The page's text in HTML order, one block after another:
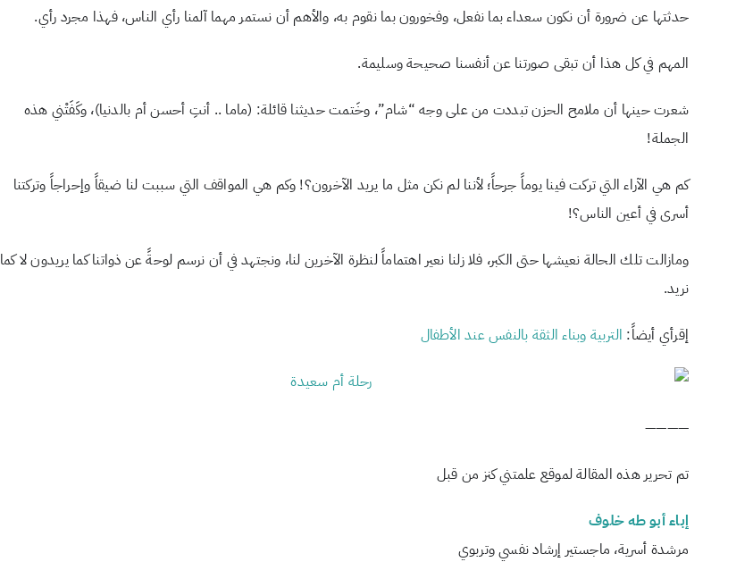
حدثتها عن ضرورة أن نكون سعداء بما نفعل، وفخورون بما نقوم به، والأهم أن نستمر مهما آلمنا رأي الناس، فهذا مجرد رأي.
المهم في كل هذا أن تبقى صورتنا عن أنفسنا صحيحة وسليمة.
شعرت حينها أن ملامح الحزن تبددت من على وجه “شام”، وخَتمت حديثنا قائلة: (ماما .. أنتِ أحسن أم بالدنيا)، وكَفَتْني هذه
الجملة!
كم هي الآراء التي تركت فينا يوماً جرحاً؛ لأننا لم نكن مثل ما يريد الآخرون؟! وكم هي المواقف التي سببت لنا ضيقاً وإحراجاً وتركتنا
أسرى في أعين الناس؟!
ومازالت تلك الحالة نعيشها حتى الكبر، فلا زلنا نعير اهتماماً لنظرة الآخرين لنا، ونجتهد في أن نرسم لوحةً عن ذواتنا كما يريدون لا كما
نريد.
إقرأي أيضاً: التربية وبناء الثقة بالنفس عند الأطفال
————
تم تحرير هذه المقالة لموقع علمتني كنز من قبل
إباء أبو طه خلوف
مرشدة أسرية، ماجستير إرشاد نفسي وتربوي